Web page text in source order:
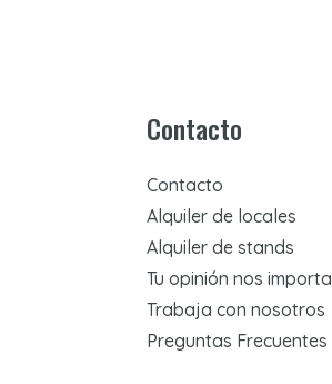
Contacto
Contacto
Alquiler de locales
Alquiler de stands
Tu opinión nos importa
Trabaja con nosotros
Preguntas Frecuentes